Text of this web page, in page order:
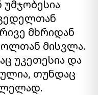
უმჯობესია
მხრიდან
მისვლა.
უკეთესია და
თუნდაც